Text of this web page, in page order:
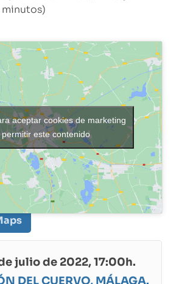
minutos)
aceptar cookies de marketing
permitir este contenido
julio de 2022, 17:00h.
DEL CUERVO, MÁLAGA.